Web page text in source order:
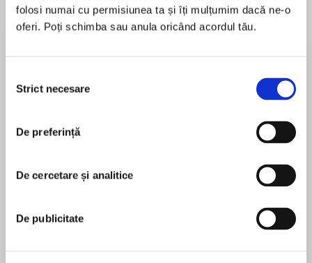
folosi numai cu permisiunea ta și îți mulțumim dacă ne-o
oferi. Poți schimba sau anula oricând acordul tău.
consimțământului
Strict necesare
De preferință
De cercetare și analitice
De publicitate
Desprecarte
In the aftermath of a vicious battle between
haunt every corner of its streets…
Elantra stands strong, but countless numbers of
Hawks, the city's staunchest protectors, were
lost in the brutal attack. Humans, Barrani,
unscathed from the defense of the city. Homes
were lost, families were scattered…and the
outcast Barrani Lord Nightshade is missing from
his castle in the fiefs.
În acest moment nu există recenzii
Michelle Sagara
New York Times bestselling author Michelle
Sagara writes as both Michelle Sagara and